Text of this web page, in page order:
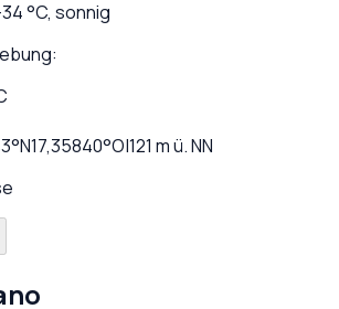
34°C, sonnig
°N17,35840°O|121 m ü. NN